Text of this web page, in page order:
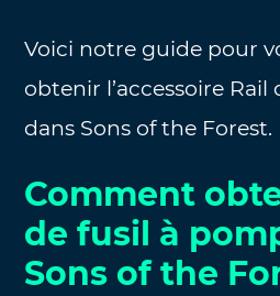
Voici notre guide pour
obtenir l’accessoire
dans Sons of the Forest.
Comment
de fusil à
Sons of the